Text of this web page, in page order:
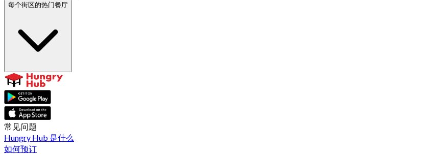
每个街区的热门餐厅
常见问题
Hungry Hub 是什么
如何预订